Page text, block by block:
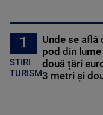
1
STIRI
TURISM
Unde se află
pod din
două țări
3 metri și